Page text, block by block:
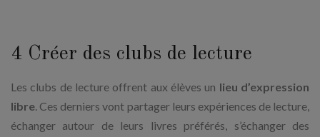
4 Créer des clubs de lecture
Les clubs de lecture offrent aux élèves un lieu d’expression
libre. Ces derniers vont partager leurs expériences de lecture,
échanger autour de leurs livres préférés, s’échanger des